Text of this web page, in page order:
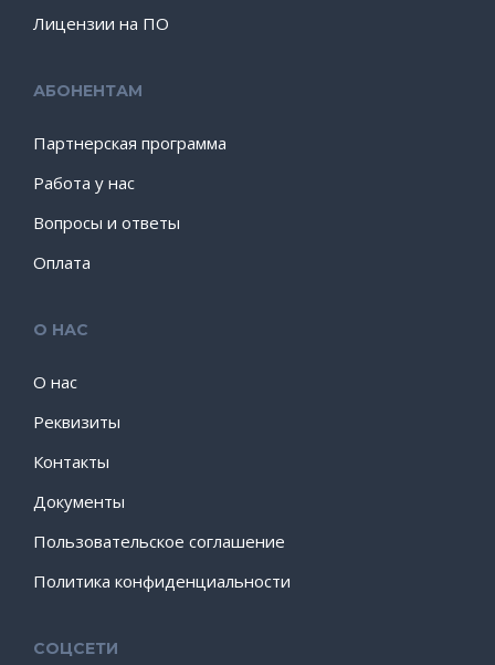
Лицензии на ПО
АБОНЕНТАМ
Партнерская программа
Работа у нас
Вопросы и ответы
Оплата
О НАС
О нас
Реквизиты
Контакты
Документы
Пользовательское соглашение
Политика конфиденциальности
СОЦСЕТИ